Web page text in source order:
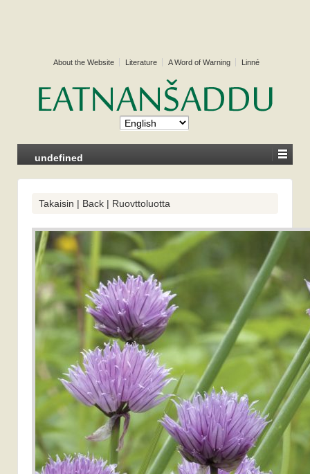
About the Website Literature A Word of Warning Linné
undefined
Takaisin | Back | Ruovttoluotta